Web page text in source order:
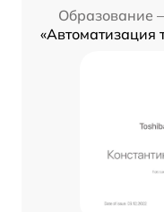
Образование –
«Автоматизация